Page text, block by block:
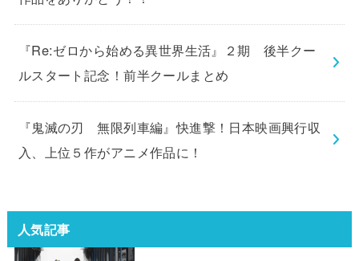
『Re:ゼロから始める異世界生活』２期 後半クー
ルスタート記念！前半クールまとめ
『鬼滅の刃 無限列車編』快進撃！日本映画興行収
入、上位５作がアニメ作品に！
人気記事